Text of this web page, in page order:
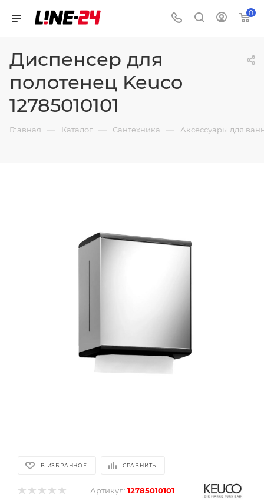
0
Диспенсер для
полотенец Keuco
12785010101
Главная — Каталог — Сантехника — Аксессуары для
В ИЗБРАННОЕ СРАВНИТЬ
Артикул: 12785010101